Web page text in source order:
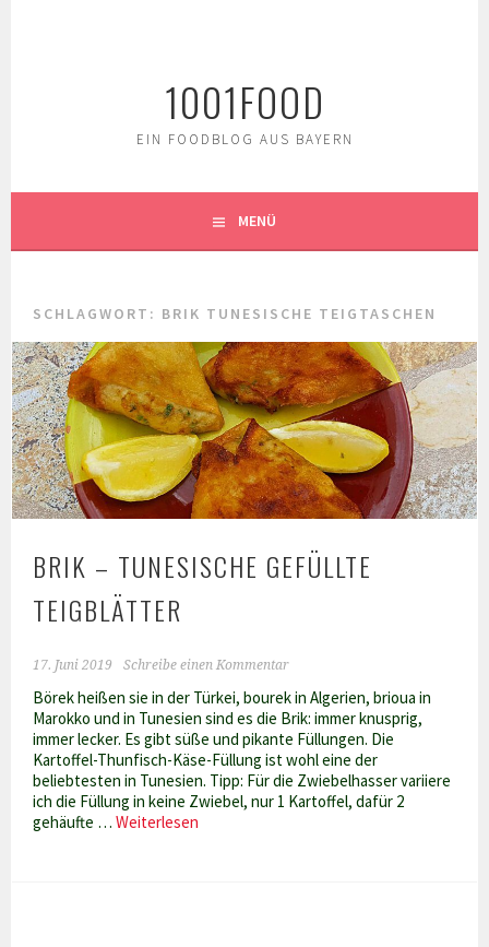
1001FOOD
EIN FOODBLOG AUS BAYERN
MENÜ
SCHLAGWORT: BRIK TUNESISCHE TEIGTASCHEN
BRIK – TUNESISCHE GEFÜLLTE
TEIGBLÄTTER
17. Juni 2019 Schreibe einen Kommentar
Börek heißen sie in der Türkei, bourek in Algerien, brioua in
Marokko und in Tunesien sind es die Brik: immer knusprig,
immer lecker. Es gibt süße und pikante Füllungen. Die
Kartoffel-Thunfisch-Käse-Füllung ist wohl eine der
beliebtesten in Tunesien. Tipp: Für die Zwiebelhasser variiere
ich die Füllung in keine Zwiebel, nur 1 Kartoffel, dafür 2
gehäufte …Weiterlesen